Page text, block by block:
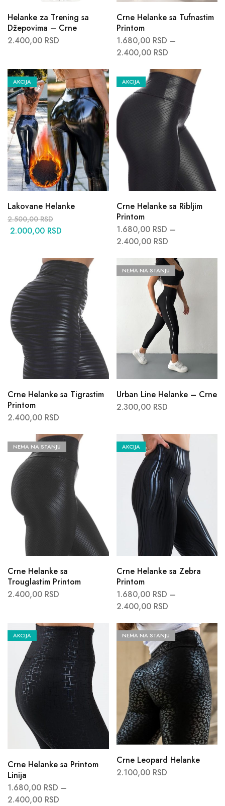
Helanke za Trening sa
Džepovima – Crne
2.400,00 RSD
Crne Helanke sa Tufnastim
Printom
1.680,00 RSD –
2.400,00 RSD
AKCIJA
Lakovane Helanke
2.500,00RSD
2.000,00 RSD
AKCIJA
Crne Helanke sa Ribljim
Printom
1.680,00 RSD –
2.400,00 RSD
Crne Helanke sa Tigrastim
Printom
2.400,00 RSD
NEMA NA STANJU
Urban Line Helanke – Crne
2.300,00 RSD
NEMA NA STANJU
Crne Helanke sa
Trouglastim Printom
2.400,00 RSD
AKCIJA
Crne Helanke sa Zebra
Printom
1.680,00 RSD –
2.400,00 RSD
AKCIJA
Crne Helanke sa Printom
Linija
1.680,00 RSD –
2.400,00 RSD
NEMA NA STANJU
Crne Leopard Helanke
2.100,00 RSD